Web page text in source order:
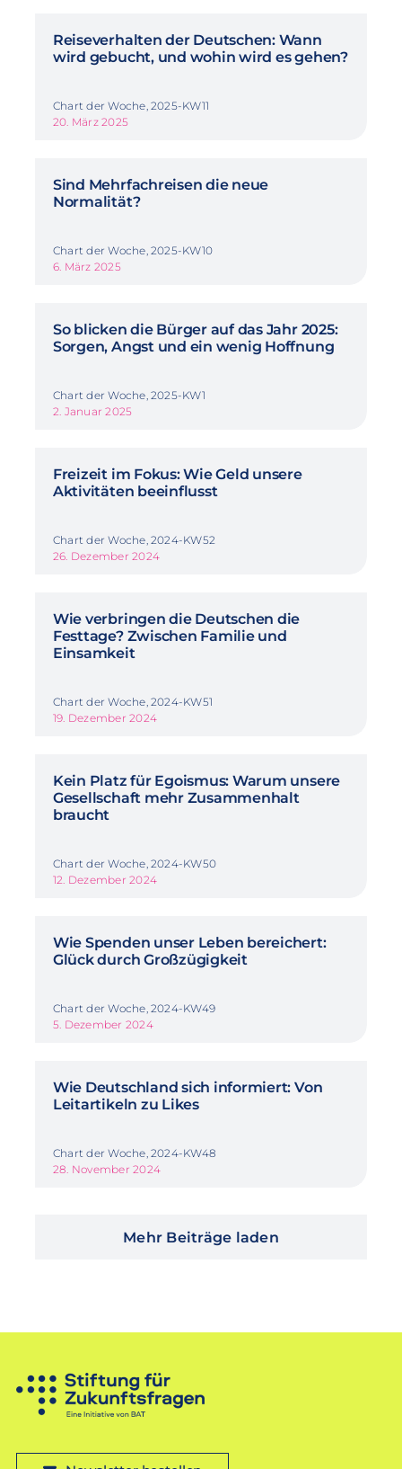
Reiseverhalten der Deutschen: Wann
wird gebucht, und wohin wird es gehen?
Chart der Woche, 2025-KW11
20. März 2025
Sind Mehrfachreisen die neue
Normalität?
Chart der Woche, 2025-KW10
6. März 2025
So blicken die Bürger auf das Jahr 2025:
Sorgen, Angst und ein wenig Hoffnung
Chart der Woche, 2025-KW1
2. Januar 2025
Freizeit im Fokus: Wie Geld unsere
Aktivitäten beeinflusst
Chart der Woche, 2024-KW52
26. Dezember 2024
Wie verbringen die Deutschen die
Festtage? Zwischen Familie und
Einsamkeit
Chart der Woche, 2024-KW51
19. Dezember 2024
Kein Platz für Egoismus: Warum unsere
Gesellschaft mehr Zusammenhalt
braucht
Chart der Woche, 2024-KW50
12. Dezember 2024
Wie Spenden unser Leben bereichert:
Glück durch Großzügigkeit
Chart der Woche, 2024-KW49
5. Dezember 2024
Wie Deutschland sich informiert: Von
Leitartikeln zu Likes
Chart der Woche, 2024-KW48
28. November 2024
Mehr Beiträge laden